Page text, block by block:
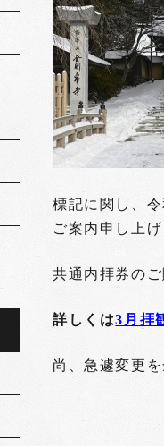
標記に関し、
ご案内申し上げ
共通内拝券の
詳しくは3月拝
尚、急遽変更